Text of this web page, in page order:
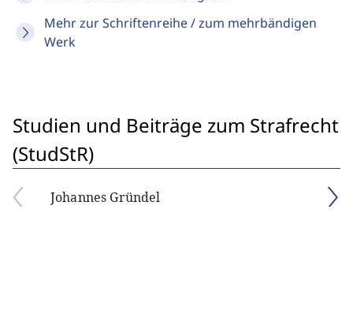
Mehr zur Schriftenreihe / zum mehrbändigen
Werk
Studien und Beiträge zum Strafrecht
(StudStR)
Johannes Gründel